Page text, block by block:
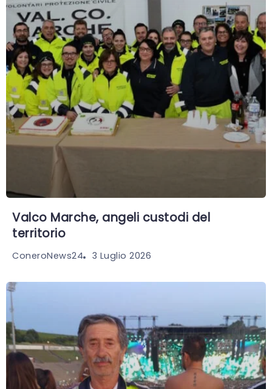
Valco Marche, angeli custodi del
territorio
ConeroNews24 3 Luglio 2026